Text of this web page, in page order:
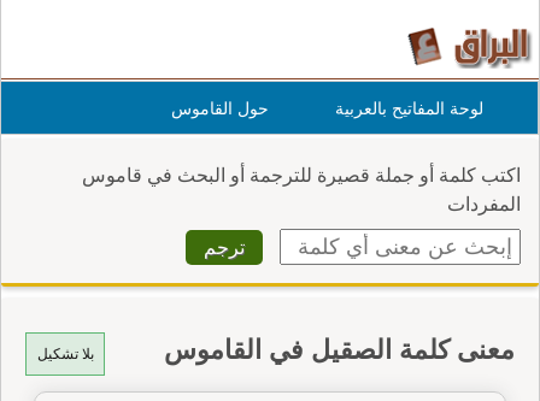
لوحة المفاتيح بالعربية حول القاموس
اكتب كلمة أو جملة قصيرة للترجمة أو البحث في قاموس
المفردات
بلا تشكيل معنى كلمة الصقيل في القاموس